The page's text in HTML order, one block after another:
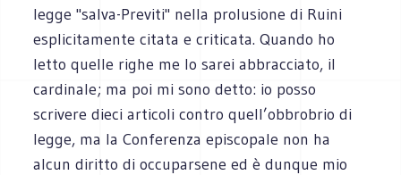
legge "salva-Previti" nella prolusione di Ruini
esplicitamente citata e criticata. Quando ho
letto quelle righe me lo sarei abbracciato, il
cardinale; ma poi mi sono detto: io posso
scrivere dieci articoli contro quell’obbrobrio di
legge, ma la Conferenza episcopale non ha
alcun diritto di occuparsene ed è dunque mio